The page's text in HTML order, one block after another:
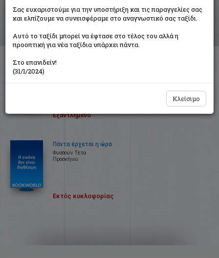
Συγγραφέας: Φυσσούν Τέτα (2 βιβλία)
Ταξινόμηση ανά:
Αγιουρβέδα
Εξαντλημένο
Πάντα έρχεται η ώρα
Φυσσούν Τέτα
Προσκήνιο
Εκτός κυκλοφορίας
Σας ευχαριστούμε για την υποστήριξη και τις παραγγελίες σας
και ελπίζουμε να συνεισφέραμε στο αναγνωστικό σας ταξίδι.
Αυτό το ταξίδι μπορεί να έφτασε στο τέλος του αλλά η
προοπτική για νέα ταξίδια υπάρχει πάντα.
Στο επανιδείν!
(31/1/2024)
Κλείσιμο